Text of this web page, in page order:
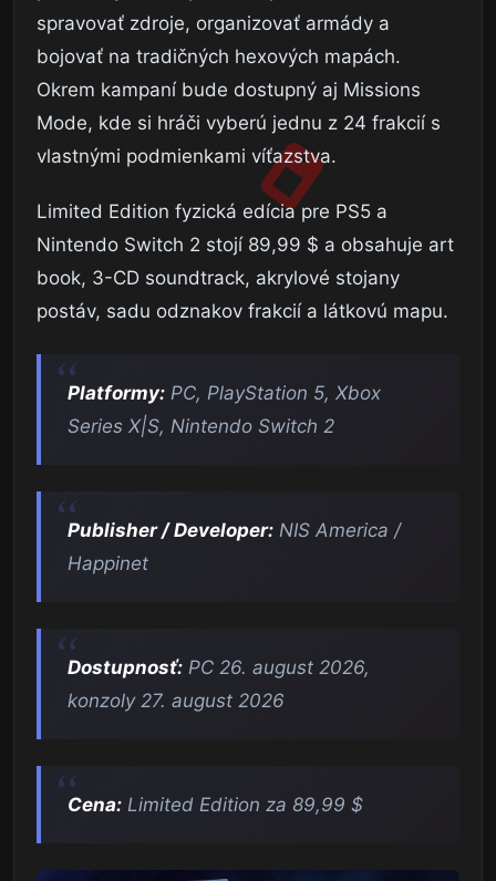
spravovať zdroje, organizovať armády a
bojovať na tradičných hexových mapách.
Okrem kampaní bude dostupný aj Missions
Mode, kde si hráči vyberú jednu z 24 frakcií s
vlastnými podmienkami víťazstva.
Limited Edition fyzická edícia pre PS5 a
Nintendo Switch 2 stojí 89,99 $ a obsahuje art
book, 3-CD soundtrack, akrylové stojany
postáv, sadu odznakov frakcií a látkovú mapu.
Platformy: PC, PlayStation 5, Xbox
Series X|S, Nintendo Switch 2
Publisher / Developer: NIS America /
Happinet
Dostupnosť: PC 26. august 2026,
konzoly 27. august 2026
Cena: Limited Edition za 89,99 $